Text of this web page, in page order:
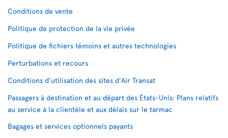
Conditions de vente
Politique de protection de la vie privée
Politique de fichiers témoins et autres technologies
Perturbations et recours
Conditions d’utilisation des sites d'Air Transat
Passagers à destination et au départ des États-Unis: Plans relatifs
au service à la clientèle et aux délais sur le tarmac
Bagages et services optionnels payants